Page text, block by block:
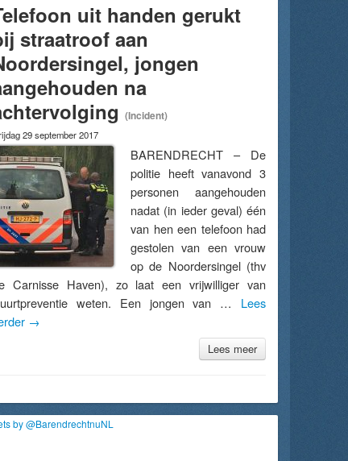
uit handen gerukt
straatroof aan
jongen
na
(Incident)
29 september 2017
BARENDRECHT – De
politie heeft vanavond 3
personen aangehouden
nadat (in ieder geval) één
van hen een telefoon had
gestolen van een vrouw
op de Noordersingel (thv
Carnisse Haven), zo laat een vrijwilliger van
weten. Een jongen van … Lees
→
Lees meer
by @BarendrechtnuNL